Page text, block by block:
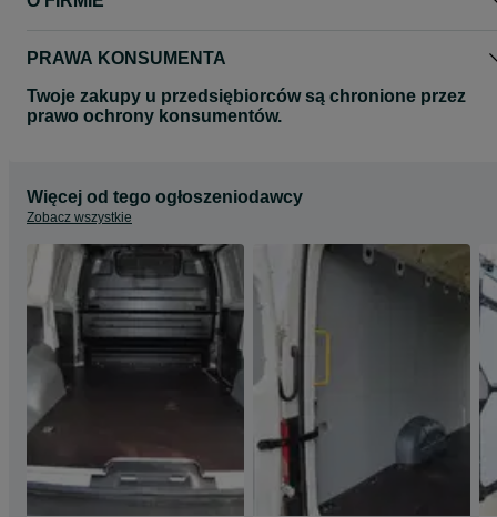
Zapraszamy na nasze pozostałe aukcje gdzie znajda Państwo
PRAWA KONSUMENTA
Twoje zakupy u przedsiębiorców są chronione przez
prawo ochrony konsumentów.
Więcej od tego ogłoszeniodawcy
Zobacz wszystkie